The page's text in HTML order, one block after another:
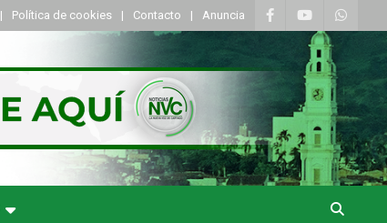
Política de cookies Contacto Anuncia